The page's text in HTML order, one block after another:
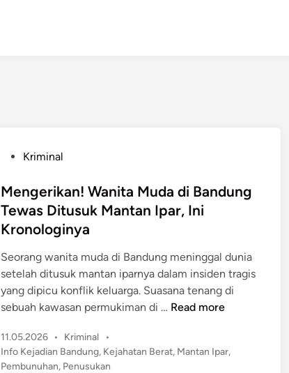
s
t
e
i
n
Kriminal
Mengerikan! Wanita Muda di Bandung
Tewas Ditusuk Mantan Ipar, Ini
Kronologinya
Seorang wanita muda di Bandung meninggal dunia
setelah ditusuk mantan iparnya dalam insiden tragis
yang dipicu konflik keluarga. Suasana tenang di
sebuah kawasan permukiman di … M
g
Read more
11.05.2026 •
P
o
s
Kriminal
•
Info Kejadian Bandung, Kejahatan Berat, Mantan Ipar,
Pembunuhan, Penusukan